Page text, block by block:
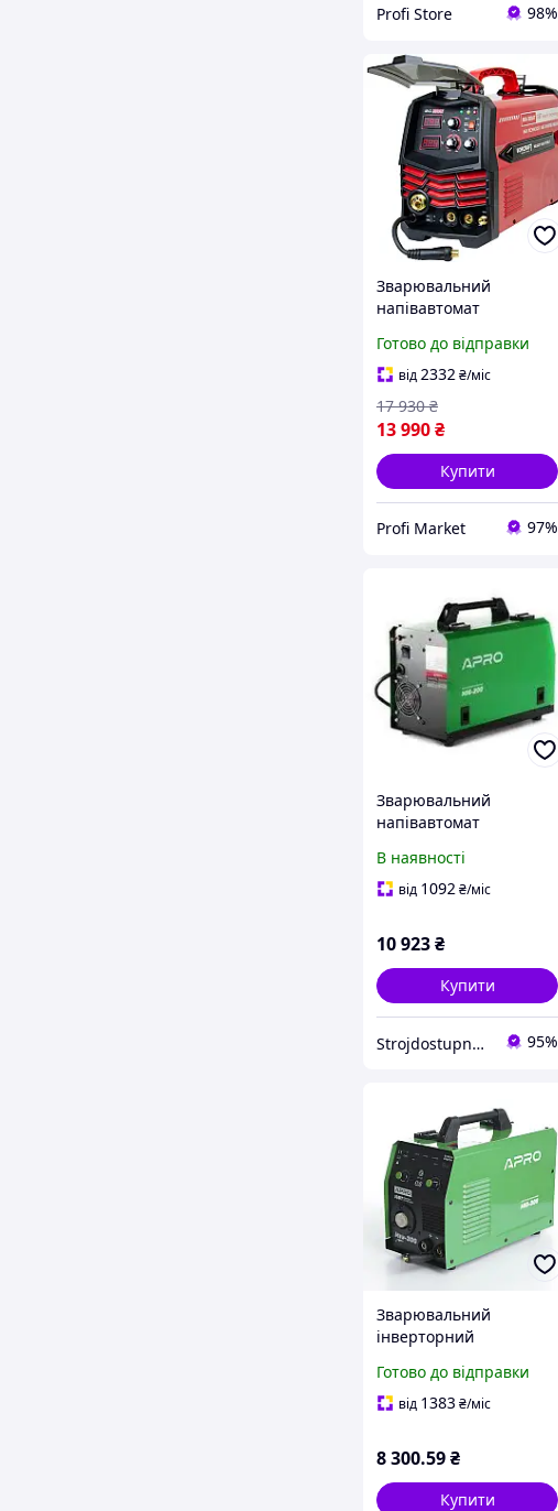
Profi Store 98%
Зварювальний
напівавтомат
напівавтомат 7.1кВТ
Готово до відправки
від2332₴/міс
13 990₴
17 930 ₴
Купити
Profi Market 97%
Зварювальний
напівавтомат
MIG-200, 20-200А,
ел.5мм, пр.0.8-1мм 5кг
В наявності
від 1092₴/міс
10 923₴
Купити
Strojdostupno.com.ua 95%
Зварювальний
інверторний
20 300 А електрод 4 мм
дріт 0.8 1.0 мм (5 кг) ПВ
метри (APRO)
Готово до відправки
від 1383₴/міс
8 300.59₴
Купити